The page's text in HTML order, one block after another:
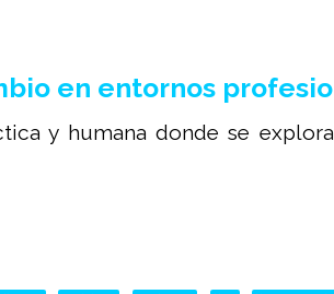
en entornos
y humana donde se